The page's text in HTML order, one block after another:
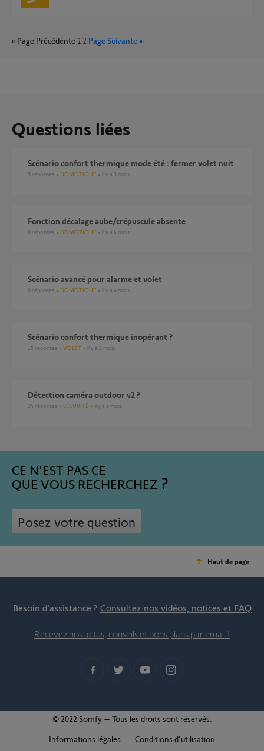
« Page Précédente 1 2 Page Suivante »
Questions liées
Scénario confort thermique mode été : fermer volet nuit
5 réponses DOMOTIQUE il y a 3 mois
Fonction décalage aube/crépuscule absente
8 réponses DOMOTIQUE il y a 4 mois
Scénario avancé pour alarme et volet
6 réponses DOMOTIQUE il y a 4 mois
Scénario confort thermique inopérant ?
15 réponses VOLET il y a 2 mois
Détection caméra outdoor v2 ?
24 réponses SÉCURITÉ il y a 5 mois
CE N'EST PAS CE
QUE VOUS RECHERCHEZ
Posez votre question
Haut de page
Besoin d’assistance ? Consultez nos vidéos, notices et FAQ
Recevez nos actus, conseils et bons plans par email !
© 2022 Somfy – Tous les droits sont réservés.
Informations légales
Conditions d'utilisation